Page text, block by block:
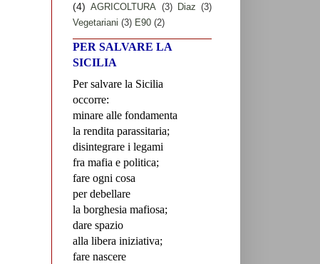
(4) AGRICOLTURA (3) Diaz (3)
Vegetariani (3) E90 (2)
PER SALVARE LA
SICILIA
Per salvare la Sicilia
occorre:
minare alle fondamenta
la rendita parassitaria;
disintegrare i legami
fra mafia e politica;
fare ogni cosa
per debellare
la borghesia mafiosa;
dare spazio
alla libera iniziativa;
fare nascere